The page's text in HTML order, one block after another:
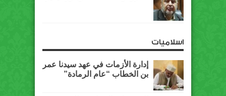
اسلاميات
إدارة الأزمات في عهد سيدنا عمر
بن الخطاب “عام الرمادة”